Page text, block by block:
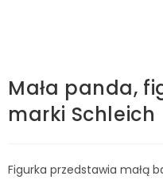
Mała panda,
marki Schleich
Figurka przedstawia małą